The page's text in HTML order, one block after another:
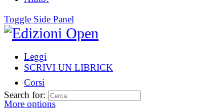
Toggle Side Panel
Leggi
SCRIVI UN LIBRICK
Corsi
More options
Search for: